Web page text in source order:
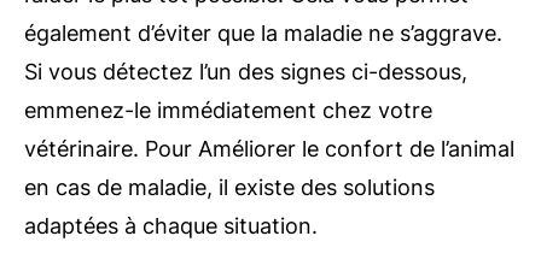
également d’éviter que la maladie ne s’aggrave.
Si vous détectez l’un des signes ci-dessous,
emmenez-le immédiatement chez votre
vétérinaire. Pour Améliorer le confort de l’animal
en cas de maladie, il existe des solutions
adaptées à chaque situation.